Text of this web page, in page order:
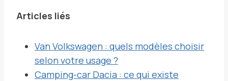
Articles liés
Van Volkswagen : quels modèles choisir
selon votre usage ?
Camping-car Dacia : ce qui existe